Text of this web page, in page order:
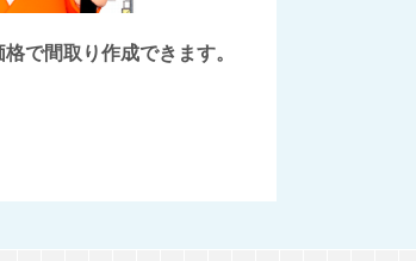
で間取り作成できます。